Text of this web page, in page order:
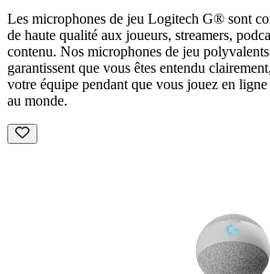
Les microphones de jeu Logitech G® sont
de haute qualité aux joueurs, streamers,
contenu. Nos microphones de jeu
garantissent que vous êtes entendu
votre équipe pendant que vous jouez en
au monde.